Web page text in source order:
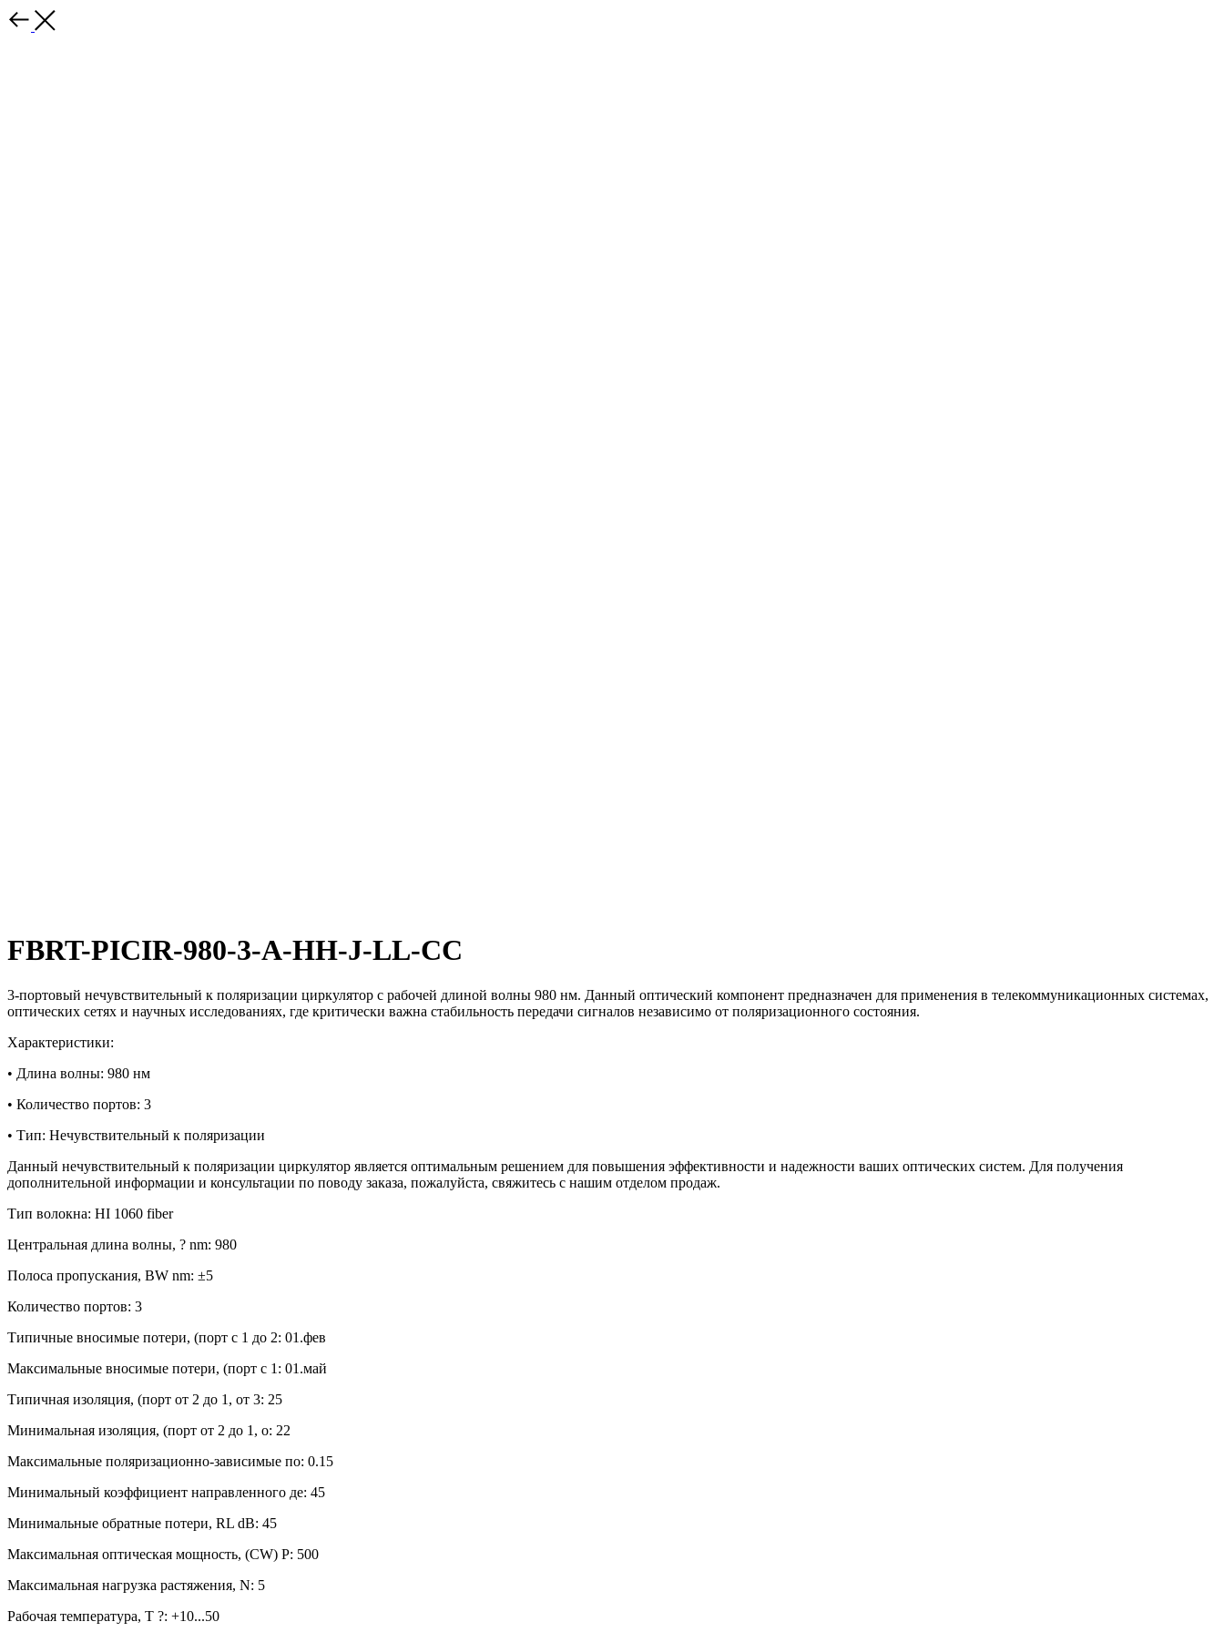
FBRT-PICIR-980-3-A-HH-J-LL-CC
3-портовый нечувствительный к поляризации циркулятор с рабочей длиной волны 980 нм. Данный оптический компонент предназначен для применения в телекоммуникационных системах,
оптических сетях и научных исследованиях, где критически важна стабильность передачи сигналов независимо от поляризационного состояния.
Характеристики:
• Длина волны: 980 нм
• Количество портов: 3
• Тип: Нечувствительный к поляризации
Данный нечувствительный к поляризации циркулятор является оптимальным решением для повышения эффективности и надежности ваших оптических систем. Для получения
дополнительной информации и консультации по поводу заказа, пожалуйста, свяжитесь с нашим отделом продаж.
Тип волокна: HI 1060 fiber
Центральная длина волны, ? nm: 980
Полоса пропускания, BW nm: ±5
Количество портов: 3
Типичные вносимые потери, (порт с 1 до 2: 01.фев
Максимальные вносимые потери, (порт с 1: 01.май
Типичная изоляция, (порт от 2 до 1, от 3: 25
Минимальная изоляция, (порт от 2 до 1, о: 22
Максимальные поляризационно-зависимые по: 0.15
Минимальный коэффициент направленного де: 45
Минимальные обратные потери, RL dB: 45
Максимальная оптическая мощность, (CW) P: 500
Максимальная нагрузка растяжения, N: 5
Рабочая температура, T ?: +10...50